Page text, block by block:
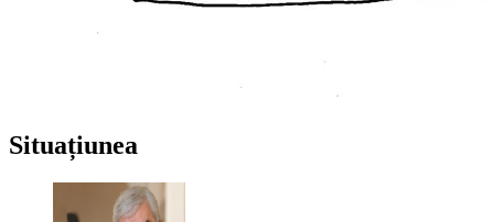
Situațiunea